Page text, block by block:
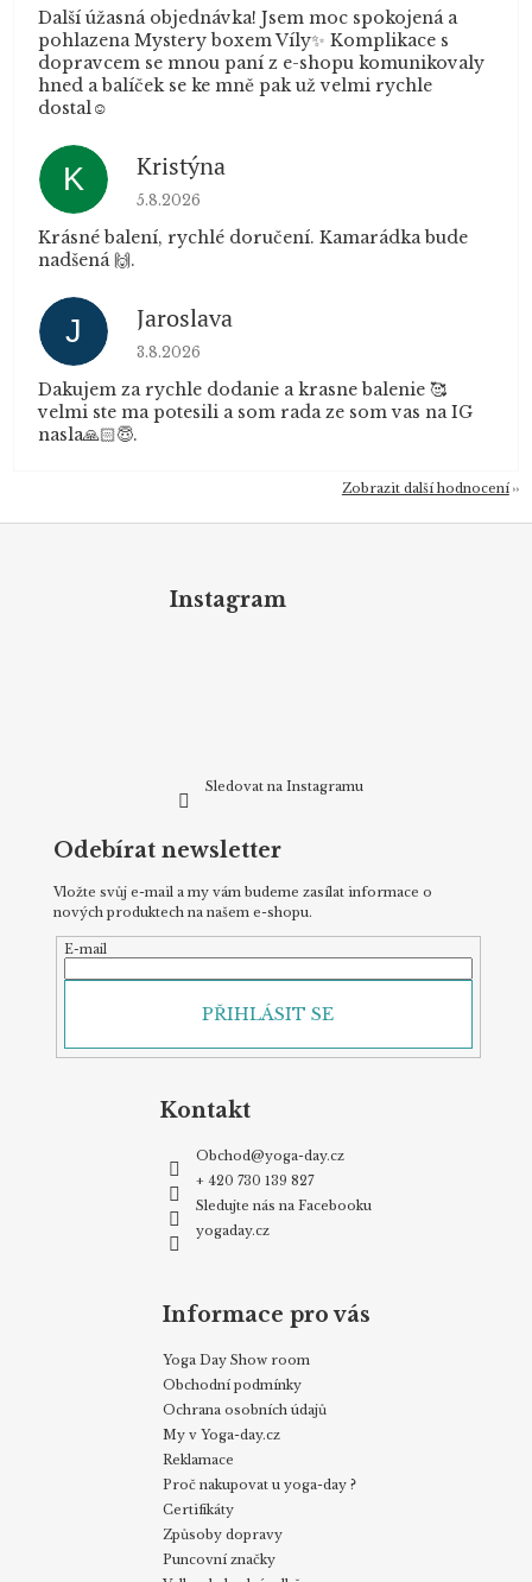
Další úžasná objednávka! Jsem moc spokojená a
pohlazena Mystery boxem Víly✨ Komplikace s
dopravcem se mnou paní z e-shopu komunikovaly
hned a balíček se ke mně pak už velmi rychle
dostal☺️
K Kristýna
Hodnocení obchodu je 5 z 5 hvězdiček.
5.8.2026
Krásné balení, rychlé doručení. Kamarádka bude
nadšená 🙌.
J Jaroslava
Hodnocení obchodu je 5 z 5 hvězdiček.
3.8.2026
Dakujem za rychle dodanie a krasne balenie 🥰
velmi ste ma potesili a som rada ze som vas na IG
nasla🙏🏻😇.
Zobrazit další hodnocení
Instagram
Sledovat na Instagramu
Odebírat newsletter
Vložte svůj e-mail a my vám budeme zasílat informace o
nových produktech na našem e-shopu.
E-mail
PŘIHLÁSIT SE
Kontakt
Obchod@yoga-day.cz
+ 420 730 139 827
Sledujte nás na Facebooku
yogaday.cz
Informace pro vás
Yoga Day Show room
Obchodní podmínky
Ochrana osobních údajů
My v Yoga-day.cz
Reklamace
Proč nakupovat u yoga-day ?
Certifikáty
Způsoby dopravy
Puncovní značky